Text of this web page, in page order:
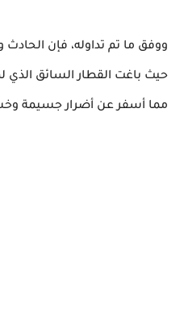
ووفق ما تم تداوله، فإن
حيث باغت القطار السائق الذي
مما أسفر عن أضرار جسيمة